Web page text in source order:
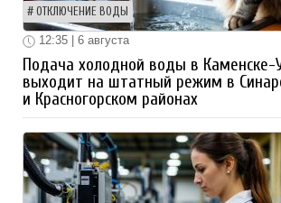
ОТКЛЮЧЕНИЕ ВОДЫ
12:35 | 6 августа
Подача холодной воды в Каменске-
выходит на штатный режим в
и Красногорском районах